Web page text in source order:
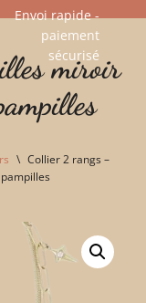
Envoi rapide -
paiement
sécurisé​
miroir
\ Collier 2 rangs –